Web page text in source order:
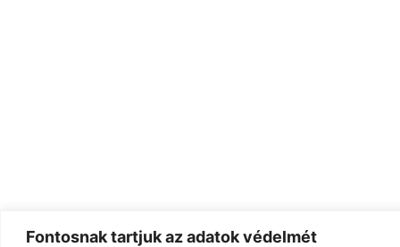
Fontosnak tartjuk az adatok védelmét